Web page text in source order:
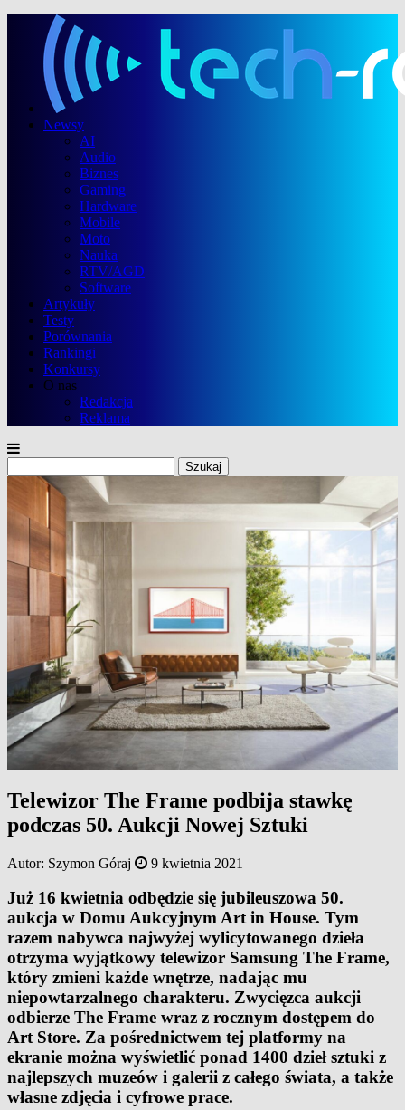
Newsy
AI
Audio
Biznes
Gaming
Hardware
Mobile
Moto
Nauka
RTV/AGD
Software
Artykuły
Testy
Porównania
Rankingi
Konkursy
O nas
Redakcja
Reklama
Telewizor The Frame podbija stawkę
podczas 50. Aukcji Nowej Sztuki
Autor: Szymon Góraj 9 kwietnia 2021
Już 16 kwietnia odbędzie się jubileuszowa 50.
aukcja w Domu Aukcyjnym Art in House. Tym
razem nabywca najwyżej wylicytowanego dzieła
otrzyma wyjątkowy telewizor Samsung The Frame,
który zmieni każde wnętrze, nadając mu
niepowtarzalnego charakteru. Zwycięzca aukcji
odbierze The Frame wraz z rocznym dostępem do
Art Store. Za pośrednictwem tej platformy na
ekranie można wyświetlić ponad 1400 dzieł sztuki z
najlepszych muzeów i galerii z całego świata, a także
własne zdjęcia i cyfrowe prace.